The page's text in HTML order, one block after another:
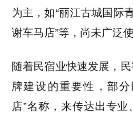
为主，如“丽江古城国际
谢车马店”等，尚未广泛使
随着民宿业快速发展，
牌建设的重要性，部
店”名称，来传达出专